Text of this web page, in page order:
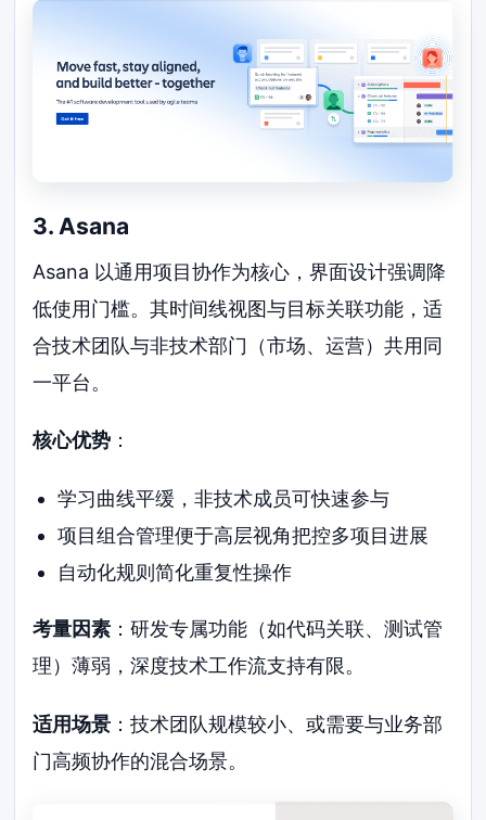
3. Asana
Asana 以通用项目协作为核心，界面设计强调降
低使用门槛。其时间线视图与目标关联功能，适
合技术团队与非技术部门（市场、运营）共用同
一平台。
核心优势 ：
学习曲线平缓，非技术成员可快速参与
项目组合管理便于高层视角把控多项目进展
自动化规则简化重复性操作
考量因素 ：研发专属功能（如代码关联、测试管
理）薄弱，深度技术工作流支持有限。
适用场景 ：技术团队规模较小、或需要与业务部
门高频协作的混合场景。